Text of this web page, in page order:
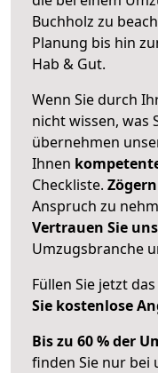
Buchholz zu
Planung bis hin
Hab & Gut.
Wenn Sie durch
nicht wissen, was
übernehmen
Ihnen
Checkliste.
Anspruch zu
Vertrauen Sie
Umzugsbranche
Füllen Sie jetzt
Sie kostenlose
Bis zu 60 % der
finden Sie nur bei